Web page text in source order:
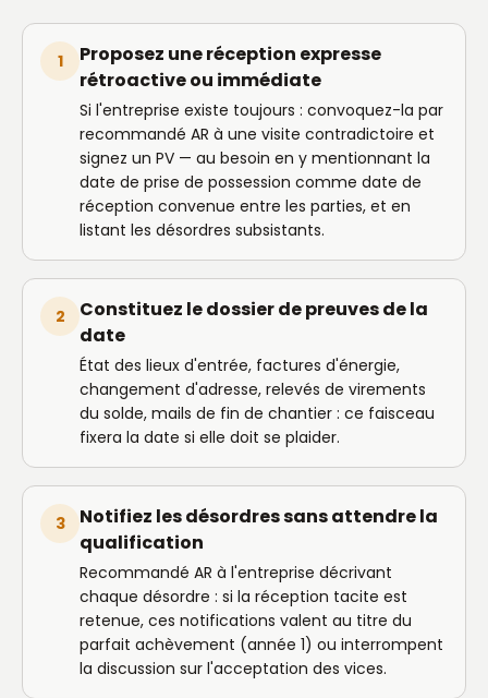
1
Proposez une réception expresse
rétroactive ou immédiate
Si l'entreprise existe toujours : convoquez-la par
recommandé AR à une visite contradictoire et
signez un PV — au besoin en y mentionnant la
date de prise de possession comme date de
réception convenue entre les parties, et en
listant les désordres subsistants.
2
Constituez le dossier de preuves de la
date
État des lieux d'entrée, factures d'énergie,
changement d'adresse, relevés de virements
du solde, mails de fin de chantier : ce faisceau
fixera la date si elle doit se plaider.
3
Notifiez les désordres sans attendre la
qualification
Recommandé AR à l'entreprise décrivant
chaque désordre : si la réception tacite est
retenue, ces notifications valent au titre du
parfait achèvement (année 1) ou interrompent
la discussion sur l'acceptation des vices.